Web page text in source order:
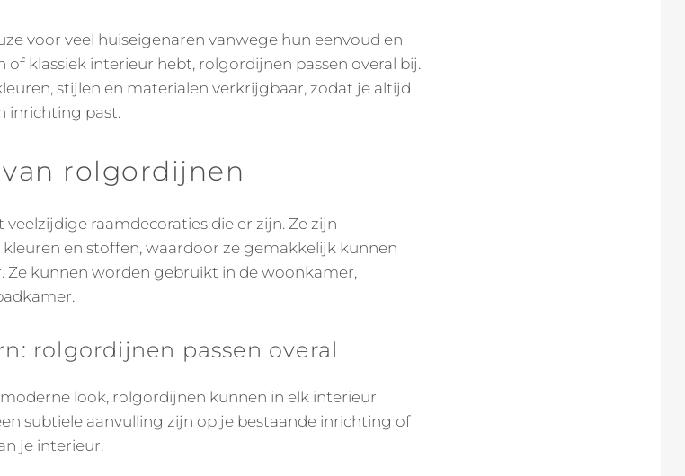
voor veel huiseigenaren vanwege hun eenvoud en
klassiek interieur hebt, rolgordijnen passen overal bij.
stijlen en materialen verkrijgbaar, zodat je altijd
inrichting past.
rolgordijnen
raamdecoraties die er zijn. Ze zijn
kleuren en stoffen, waardoor ze gemakkelijk kunnen
kunnen worden gebruikt in de woonkamer,
rolgordijnen passen overal
look, rolgordijnen kunnen in elk interieur
subtiele aanvulling zijn op je bestaande inrichting of
je interieur.